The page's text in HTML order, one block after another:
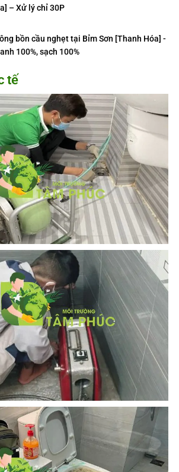
– Xử lý chỉ 30P
bồn cầu nghẹt tại Bỉm Sơn [Thanh Hóa] -
100%, sạch 100%
tế